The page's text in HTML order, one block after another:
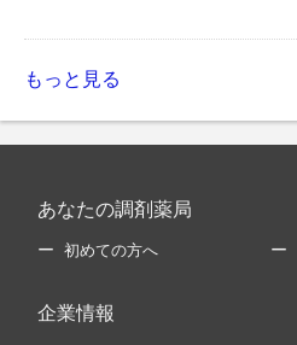
もっと見る
あなたの調剤薬局
初めての方へ
企業情報